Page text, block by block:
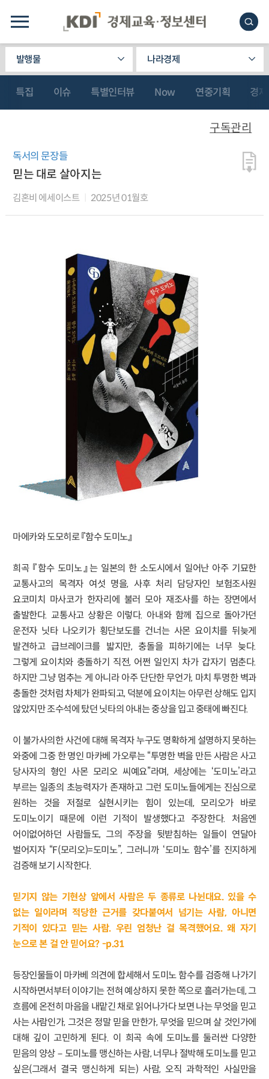
발행물 나라경제
특집 이슈 특별인터뷰 Now 연중기획 경
독서의 문장들
믿는 대로 살아지는
김혼비 에세이스트 2025년 01월호
마에카와 도모히로 『함수 도미노』
희곡 『함수 도미노』는 일본의 한 소도시에서 일어난 아주 기묘한
교통사고의 목격자 여섯 명을, 사후 처리 담당자인 보험조사원
요코미치 마사코가 한자리에 불러 모아 재조사를 하는 장면에서
출발한다. 교통사고 상황은 이렇다. 아내와 함께 집으로 돌아가던
운전자 닛타 나오키가 횡단보도를 건너는 사몬 요이치를 뒤늦게
발견하고 급브레이크를 밟지만, 충돌을 피하기에는 너무 늦다.
그렇게 요이치와 충돌하기 직전, 어쩐 일인지 차가 갑자기 멈춘다.
하지만 그냥 멈추는 게 아니라 아주 단단한 무언가, 마치 투명한 벽과
충돌한 것처럼 차체가 완파되고, 덕분에 요이치는 아무런 상해도 입지
않았지만 조수석에 탔던 닛타의 아내는 중상을 입고 중태에 빠진다.
이 불가사의한 사건에 대해 목격자 누구도 명확하게 설명하지 못하는
와중에 그중 한 명인 마카베 가오루는 “투명한 벽을 만든 사람은 사고
당사자의 형인 사몬 모리오 씨예요”라며, 세상에는 ‘도미노’라고
부르는 일종의 초능력자가 존재하고 그런 도미노들에게는 진심으로
원하는 것을 저절로 실현시키는 힘이 있는데, 모리오가 바로
도미노이기 때문에 이런 기적이 발생했다고 주장한다. 처음엔
어이없어하던 사람들도, 그의 주장을 뒷받침하는 일들이 연달아
벌어지자 “F(모리오)=도미노”, 그러니까 ‘도미노 함수’를 진지하게
검증해 보기 시작한다.
믿기지 않는 기현상 앞에서 사람은 두 종류로 나뉜대요. 있을 수
없는 일이라며 적당한 근거를 갖다붙여서 넘기는 사람, 아니면
기적이 있다고 믿는 사람. 우린 엄청난 걸 목격했어요. 왜 자기
눈으로 본 걸 안 믿어요? -p.31
등장인물들이 마카베 의견에 합세해서 도미노 함수를 검증해 나가기
시작하면서부터 이야기는 전혀 예상하지 못한 쪽으로 흘러가는데, 그
흐름에 온전히 마음을 내맡긴 채로 읽어나가다 보면 나는 무엇을 믿고
사는 사람인가, 그것은 정말 믿을 만한가, 무엇을 믿으며 살 것인가에
대해 깊이 고민하게 된다. 이 희곡 속에 도미노를 둘러싼 다양한
믿음의 양상－도미노를 맹신하는 사람, 너무나 절박해 도미노를 믿고
싶은(그래서 결국 맹신하게 되는) 사람, 오직 과학적인 사실만을
구독관리